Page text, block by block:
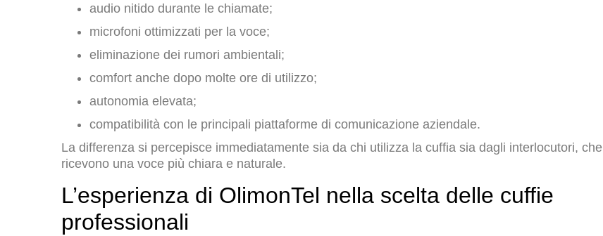
audio nitido durante le chiamate;
microfoni ottimizzati per la voce;
eliminazione dei rumori ambientali;
comfort anche dopo molte ore di utilizzo;
autonomia elevata;
compatibilità con le principali piattaforme di comunicazione aziendale.
La differenza si percepisce immediatamente sia da chi utilizza la cuffia sia dagli interlocutori, che
ricevono una voce più chiara e naturale.
L’esperienza di OlimonTel nella scelta delle cuffie
professionali